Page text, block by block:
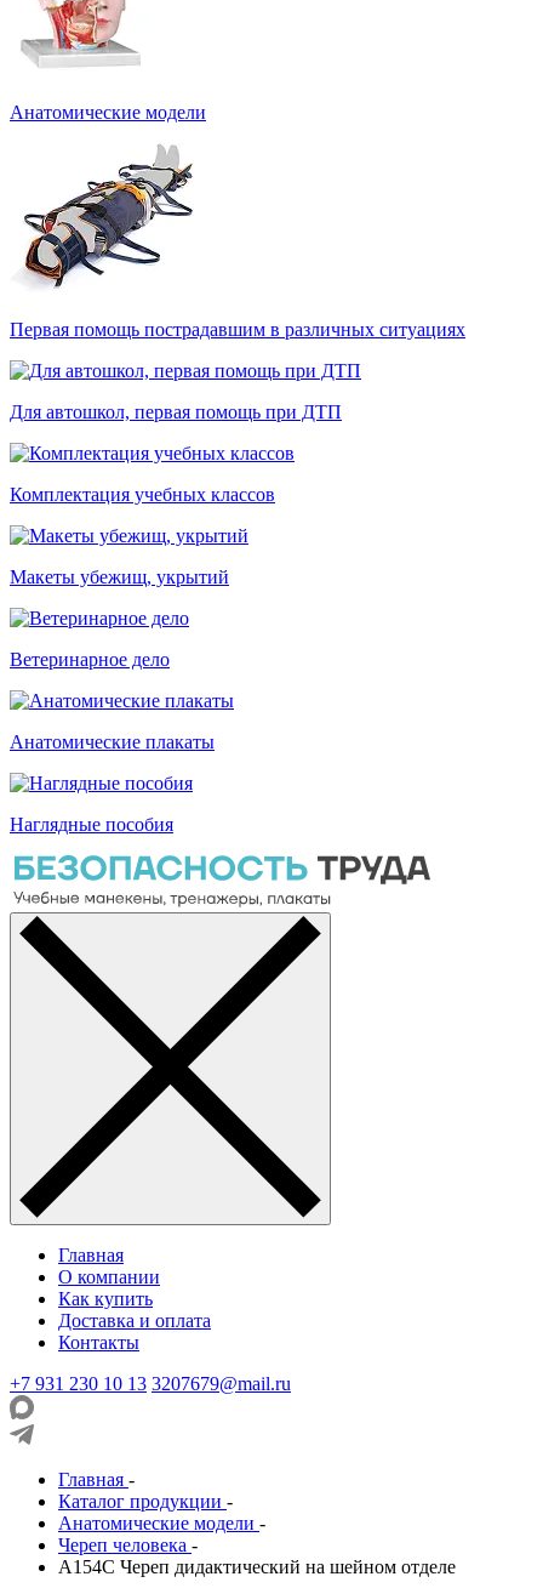
Анатомические модели
Первая помощь пострадавшим в различных ситуациях
Для автошкол, первая помощь при ДТП
Комплектация учебных классов
Макеты убежищ, укрытий
Ветеринарное дело
Анатомические плакаты
Наглядные пособия
Главная
О компании
Как купить
Доставка и оплата
Контакты
+7 931 230 10 13 3207679@mail.ru
Главная -
Каталог продукции -
Анатомические модели -
Череп человека -
А154С Череп дидактический на шейном отделе